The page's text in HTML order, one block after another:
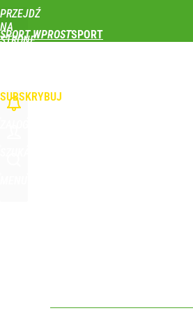
PRZEJDŹ
NA
STRONĘ
SPORT WPROST
SUBSKRYBUJ